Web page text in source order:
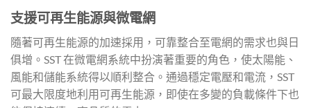
支援可再生能源與微電網
隨著可再生能源的加速採用，可靠整合至電網的需求也與日
俱增。SST 在微電網系統中扮演著重要的角色，使太陽能、
風能和儲能系統得以順利整合。通過穩定電壓和電流，SST
可最大限度地利用可再生能源，即使在多變的負載條件下也